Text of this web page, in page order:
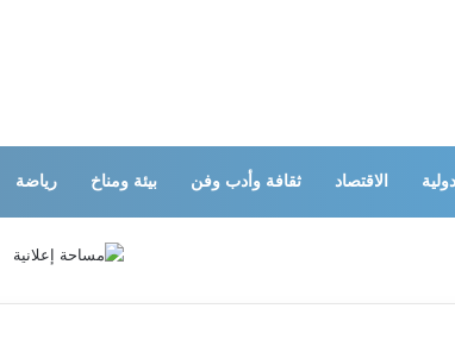
الاقتصاد ثقافة وأدب وفن بيئة ومناخ رياضة